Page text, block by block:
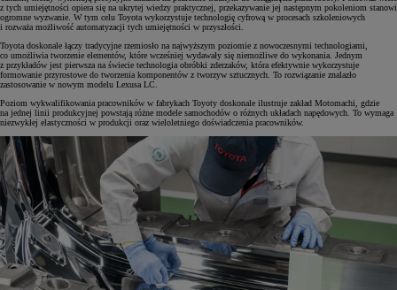
z tych umiejętności opiera się na ukrytej wiedzy praktycznej, przekazywanie jej następnym pokoleniom stanowi
ogromne wyzwanie. W tym celu Toyota wykorzystuje technologię cyfrową w procesach szkoleniowych
i rozważa możliwość automatyzacji tych umiejętności w przyszłości.
Toyota doskonale łączy tradycyjne rzemiosło na najwyższym poziomie z nowoczesnymi technologiami,
co umożliwia tworzenie elementów, które wcześniej wydawały się niemożliwe do wykonania. Jednym
z przykładów jest pierwsza na świecie technologia obróbki zderzaków, która efektywnie wykorzystuje
formowanie przyrostowe do tworzenia komponentów z tworzyw sztucznych. To rozwiązanie znalazło
zastosowanie w nowym modelu Lexusa LC.
Poziom wykwalifikowania pracowników w fabrykach Toyoty doskonale ilustruje zakład Motomachi, gdzie
na jednej linii produkcyjnej powstają różne modele samochodów o różnych układach napędowych. To wymaga
niezwykłej elastyczności w produkcji oraz wieloletniego doświadczenia pracowników.